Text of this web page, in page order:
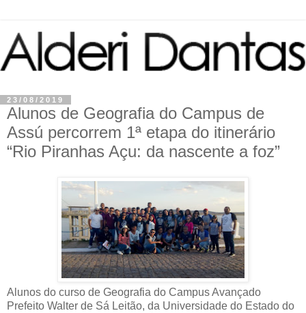
23/08/2019
Alunos de Geografia do Campus de
Assú percorrem 1ª etapa do itinerário
“Rio Piranhas Açu: da nascente a foz”
Alunos do curso de Geografia do Campus Avançado
Prefeito Walter de Sá Leitão, da Universidade do Estado do